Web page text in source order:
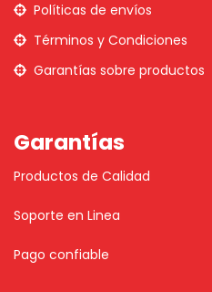
Políticas de envíos
Términos y Condiciones
Garantías sobre productos
Garantías
Productos de Calidad
Soporte en Linea
Pago confiable